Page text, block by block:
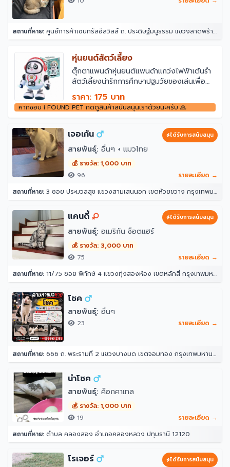
สถานที่หาย: ศูนย์การค้าเซนทรัลอีสวิลล์ ถ. ประดิษฐ์มนูธรรม แขวงลาดพร้าว ลาดพร้าว กรุงเทพมหานคร 10230
หุ่นยนต์สัตว์เลี้ยง
ตุ๊กตาแพนด้าหุ่นยนต์แพนด้าแกว่งไฟฟ้าเต้นรำ
สัตว์เลี้ยงน่ารักการศึกษาปฐมวัยของเล่นเพื่อ
การศึกษาสำหรับเด็ก
ขนาดสินค้า 16*11.5*18.6 cm
ผลิตจากวัสดุ ABS
***เงื่อนไขการแก้ไขปัญหา****
ทางร้านเช็คและทดสอบก่อนจัดส่งทุกชิ้น ซึ่งถ้า
เสียจากการขนส่งไม่ได้เกินจากการเล่นของลูกค้า
ทักแชตพร้อมถ่ายรูปมาให้ทางร้านเรายินดีช่วย
แก้ปัญหาให้ค่ะ
ราคา: 175 บาท
หากชอบ i FOUND PET กดดูสินค้าสนับสนุนเราด้วยนะครับ 🙏
เจอเก้น ได้รับการสนับสนุน
สายพันธุ์: อื่นๆ + แมวไทย
💰 รางวัล: 1,000 บาท
96
รายละเอียด →
สถานที่หาย: 3 ซอย ประมวลสุข แขวงสามเสนนอก เขตห้วยขวาง กรุงเทพมหานคร 10320
แคนดี้ ได้รับการสนับสนุน
สายพันธุ์: อเมริกัน ช็อตแฮร์
💰 รางวัล: 3,000 บาท
75
รายละเอียด →
สถานที่หาย: 11/75 ซอย พิทักษ์ 4 แขวงทุ่งสองห้อง เขตหลักสี่ กรุงเทพมหานคร 10210
โชค
สายพันธุ์: อื่นๆ
23 รายละเอียด →
สถานที่หาย: 666 ถ. พระรามที่ 2 แขวงบางมด เขตจอมทอง กรุงเทพมหานคร 10150
นำโชค
สายพันธุ์: ค็อกคาเทล
💰 รางวัล: 1,000 บาท
19
รายละเอียด →
สถานที่หาย: ตำบล คลองสอง อำเภอคลองหลวง ปทุมธานี 12120
โรเจอร์ ได้รับการสนับสนุน